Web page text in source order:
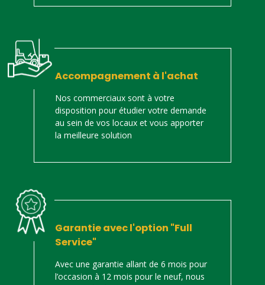
Accompagnement à l'achat
Nos commerciaux sont à votre
disposition pour étudier votre demande
au sein de vos locaux et vous apporter
la meilleure solution
Garantie avec l'option "Full
Service"
Avec une garantie allant de 6 mois pour
l’occasion à 12 mois pour le neuf, nous